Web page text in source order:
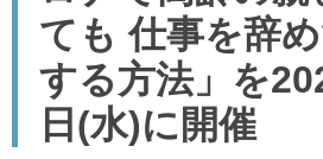
ても 仕事を辞
する方法」を
日(水)に開催